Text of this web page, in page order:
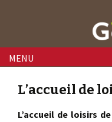
Skip to content
MENU
L’accueil de
L’accueil de loisirs